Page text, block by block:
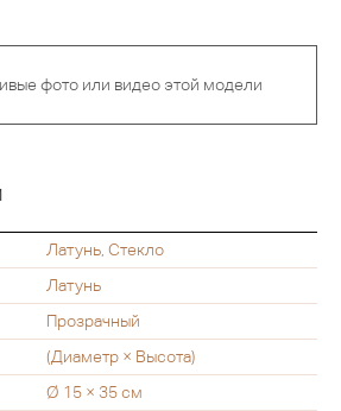
фото или видео этой модели
Латунь, Стекло
Латунь
Прозрачный
(Диаметр × Высота)
Ø 15 × 35 см